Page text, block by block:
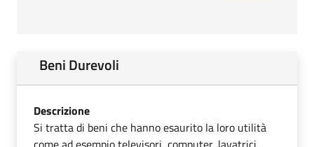
Beni Durevoli
Descrizione
Si tratta di beni che hanno esaurito la loro utilità